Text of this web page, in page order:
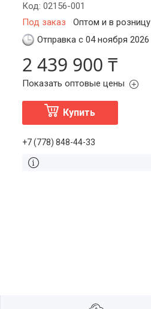
Под заказ Оптом и в розницу
Код: 02156-001
Отправка с 04 ноября 2026
2 439 900 ₸
Показать оптовые цены
Купить
+7 (778) 848-44-33